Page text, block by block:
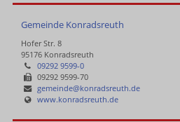
Gemeinde Konradsreuth
Hofer Str. 8
95176 Konradsreuth
09292 9599-0
09292 9599-70
gemeinde@konradsreuth.de
www.konradsreuth.de